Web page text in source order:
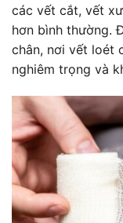
các vết cắt, vết
hơn bình thường.
chân, nơi vết loét
nghiêm trọng và